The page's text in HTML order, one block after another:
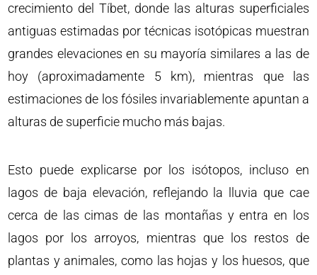
crecimiento del Tíbet, donde las alturas superficiales
antiguas estimadas por técnicas isotópicas muestran
grandes elevaciones en su mayoría similares a las de
hoy (aproximadamente 5 km), mientras que las
estimaciones de los fósiles invariablemente apuntan a
alturas de superficie mucho más bajas.
Esto puede explicarse por los isótopos, incluso en
lagos de baja elevación, reflejando la lluvia que cae
cerca de las cimas de las montañas y entra en los
lagos por los arroyos, mientras que los restos de
plantas y animales, como las hojas y los huesos, que